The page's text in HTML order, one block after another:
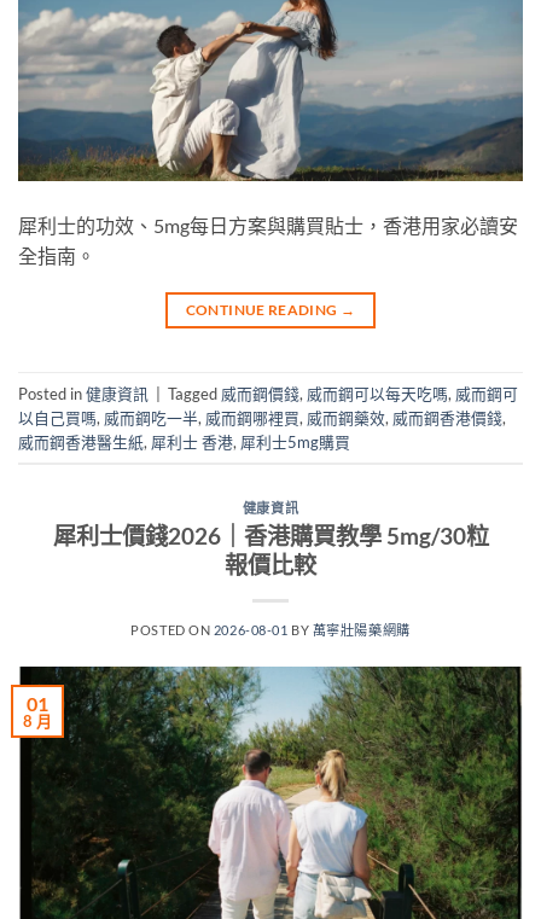
犀利士的功效、5mg每日方案與購買貼士，香港用家必讀安
全指南。
CONTINUE READING →
Posted in健康資訊 Tagged 威而鋼價錢, 威而鋼可以每天吃嗎, 威而鋼可
以自己買嗎, 威而鋼吃一半, 威而鋼哪裡買, 威而鋼藥效, 威而鋼香港價錢,
威而鋼香港醫生紙, 犀利士 香港, 犀利士5mg購買
健康資訊
犀利士價錢2026｜香港購買教學 5mg/30粒
報價比較
POSTED ON 2026-08-01 BY 萬寧壯陽藥網購
01
8 月